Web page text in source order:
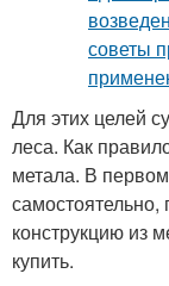
Для этих целей
леса. Как
метала. В
конструкцию из
купить.